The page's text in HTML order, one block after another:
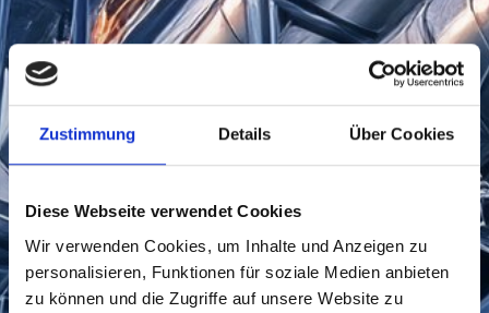
Zustimmung Details Über Cookies
Diese Webseite verwendet Cookies
Wir verwenden Cookies, um Inhalte und Anzeigen zu
personalisieren, Funktionen für soziale Medien anbieten
zu können und die Zugriffe auf unsere Website zu